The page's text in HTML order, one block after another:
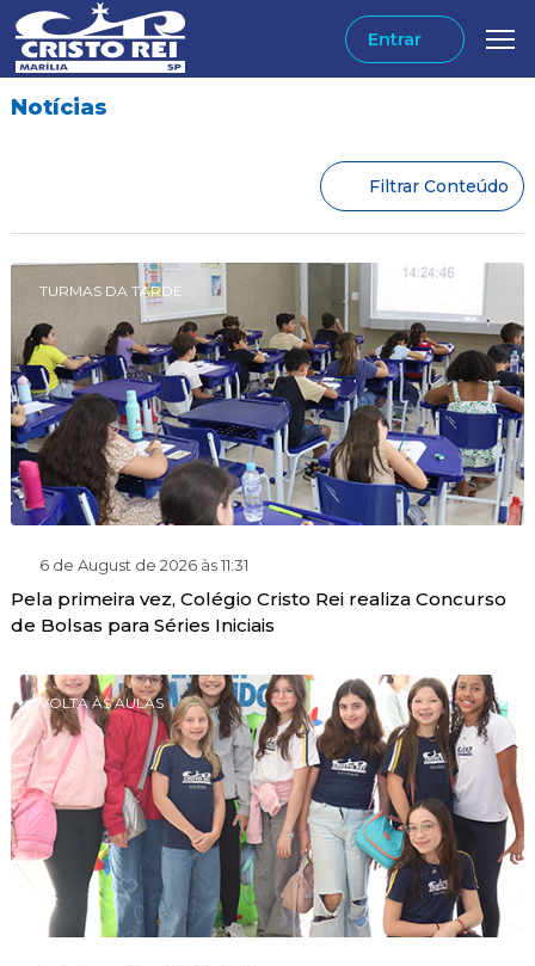
Entrar
Notícias
Filtrar Conteúdo
TURMAS DA TARDE
6 de August de 2026 às 11:31
Pela primeira vez, Colégio Cristo Rei realiza Concurso
de Bolsas para Séries Iniciais
VOLTA ÀS AULAS